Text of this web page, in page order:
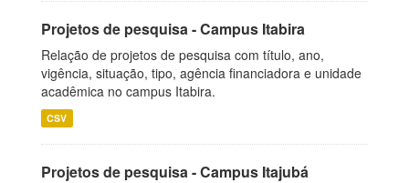
Projetos de pesquisa - Campus Itabira
Relação de projetos de pesquisa com título, ano,
vigência, situação, tipo, agência financiadora e unidade
acadêmica no campus Itabira.
CSV
Projetos de pesquisa - Campus Itajubá